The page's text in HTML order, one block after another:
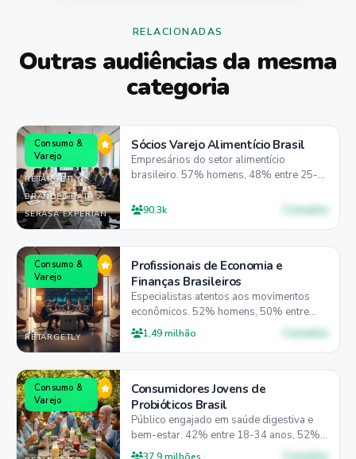
RELACIONADAS
Outras audiências da mesma
categoria
Consumo &
Varejo
RETARGETLY >
BRANDED DATA >
SERASA EXPERIAN
Sócios Varejo Alimentício Brasil
Empresários do setor alimentício
brasileiro. 57% homens, 48% entre 25-
gestão empresarial.
90.3k Consulte
Consumo &
Varejo
RETARGETLY
Profissionais de Economia e
Finanças Brasileiros
Especialistas atentos aos movimentos
econômicos. 52% homens, 50% entre
25-44 anos, 57% preferem mobile para
acompanhar mercados.
1,49 milhão Consulte
Consumo &
Varejo
Consumidores Jovens de
Probióticos Brasil
Público engajado em saúde digestiva e
bem-estar. 42% entre 18-34 anos, 52%
mulheres, 68% mobile-first.